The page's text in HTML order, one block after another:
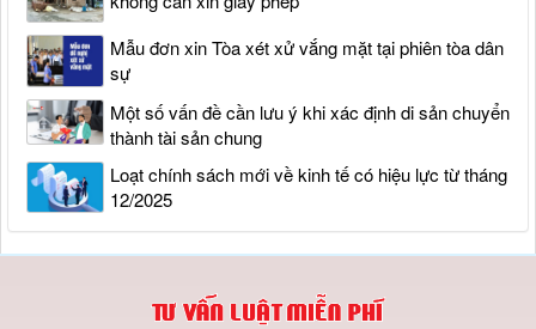
Mẫu đơn xin Tòa xét xử vắng mặt tại phiên tòa dân
sự
Một số vấn đề cần lưu ý khi xác định di sản chuyển
thành tài sản chung
Loạt chính sách mới về kinh tế có hiệu lực từ tháng
12/2025